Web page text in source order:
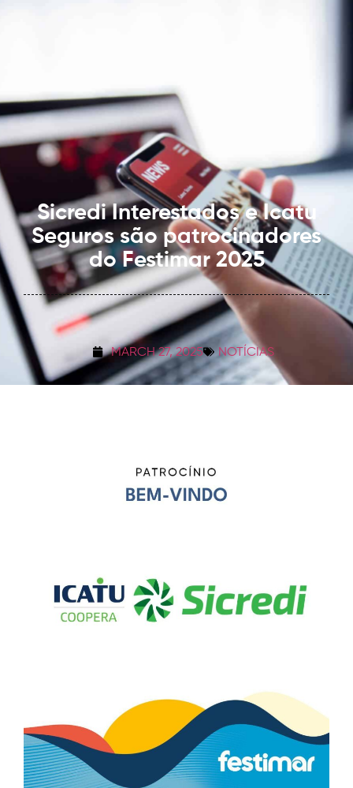
Sicredi Interestados e Icatu
Seguros são patrocinadores
do Festimar 2025
MARCH 27, 2025 NOTÍCIAS